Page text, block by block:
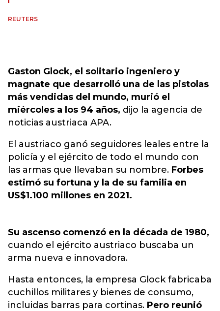
REUTERS
Gaston Glock, el solitario ingeniero y
magnate que desarrolló una de las pistolas
más vendidas del mundo, murió el
miércoles a los 94 años, dijo la agencia de
noticias austriaca APA.
El austriaco ganó seguidores leales entre la
policía y el ejército de todo el mundo con
las armas que llevaban su nombre. Forbes
estimó su fortuna y la de su familia en
US$1.100 millones en 2021.
Su ascenso comenzó en la década de 1980,
cuando el ejército austriaco buscaba un
arma nueva e innovadora.
Hasta entonces, la empresa Glock fabricaba
cuchillos militares y bienes de consumo,
incluidas barras para cortinas. Pero reunió